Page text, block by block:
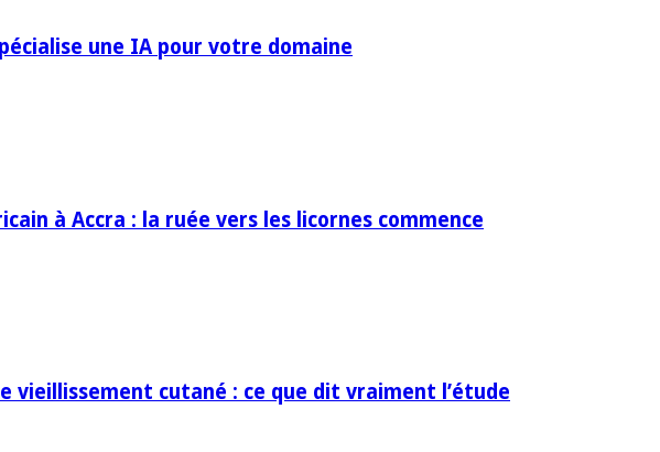
une IA pour votre domaine
à Accra : la ruée vers les licornes commence
vieillissement cutané : ce que dit vraiment l’étude